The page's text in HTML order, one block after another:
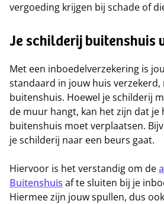
vergoeding krijgen bij schade of
Je schilderij buitenshuis
Met een inboedelverzekering is
standaard in jouw huis verzekerd,
buitenshuis. Hoewel je schilderij
de muur hangt, kan het zijn dat je
buitenshuis moet verplaatsen.
je schilderij naar een beurs gaat.
Hiervoor is het verstandig om de
Buitenshuis af te sluiten bij je
Hiermee zijn jouw spullen, dus